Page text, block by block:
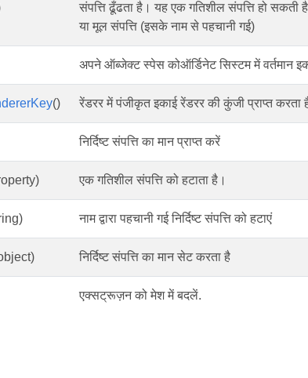
संपत्ति ढूँढता है। यह एक गतिशील संपत्ति हो
या मूल संपत्ति (इसके नाम से पहचानी गई)
अपने ऑब्जेक्ट स्पेस कोऑर्डिनेट सिस्टम में वर्तमान
() रेंडरर में पंजीकृत इकाई रेंडरर की कुंजी प्राप्त करता
निर्दिष्ट संपत्ति का मान प्राप्त करें
एक गतिशील संपत्ति को हटाता है।
नाम द्वारा पहचानी गई निर्दिष्ट संपत्ति को हटाएं
निर्दिष्ट संपत्ति का मान सेट करता है
एक्सट्रूज़न को मेश में बदलें.